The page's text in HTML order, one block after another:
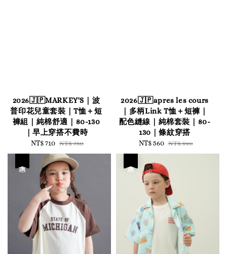
2026🇯🇵MARKEY'S｜波
普印花兒童套裝｜T恤＋短
褲組｜純棉舒適｜80-130
｜早上穿搭不費時
Sale
price
NT$ 710 Regular
price
NT$ 750
2026🇯🇵apres les cours
｜多柄Link T恤＋短褲｜
配色縫線｜純棉套裝｜80-
130｜條紋穿搭
Sale
price
NT$ 560 Regular
price
NT$ 590